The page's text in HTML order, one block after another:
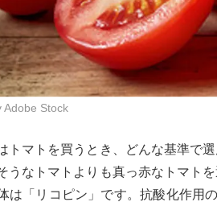
Adobe Stock
トマトを買うとき、どんな基準で
うなトマトよりも真っ赤なトマト
は「リコピン」です。抗酸化作用